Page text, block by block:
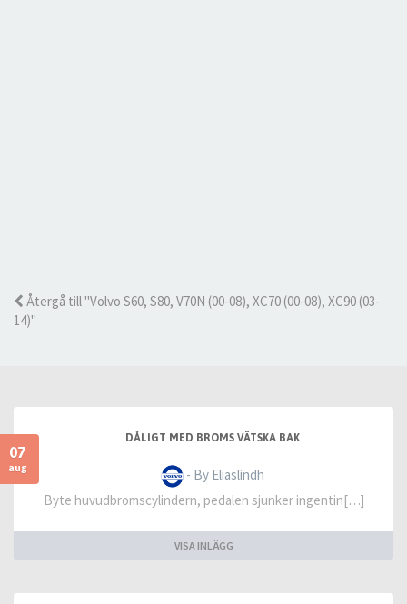
Återgå till "Volvo S60, S80, V70N (00-08), XC70 (00-08), XC90 (03-
14)"
07
aug
DÅLIGT MED BROMS VÄTSKA BAK
- By Eliaslindh
Byte huvudbromscylindern, pedalen sjunker ingentin[…]
VISA INLÄGG